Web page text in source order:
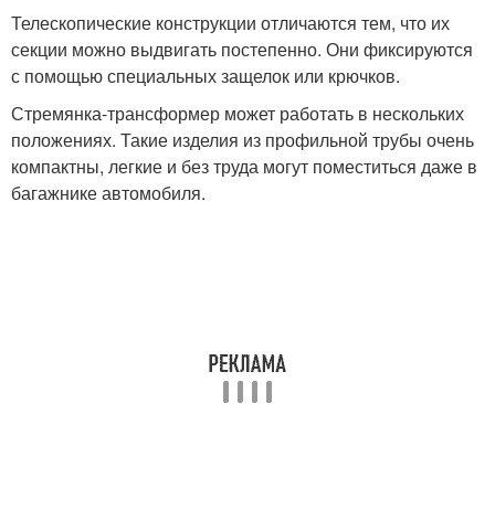
Телескопические конструкции отличаются тем, что их
секции можно выдвигать постепенно. Они фиксируются
с помощью специальных защелок или крючков.
Стремянка-трансформер может работать в нескольких
положениях. Такие изделия из профильной трубы очень
компактны, легкие и без труда могут поместиться даже в
багажнике автомобиля.